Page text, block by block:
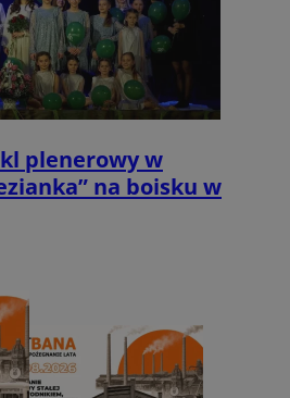
plenerowy w
na boisku w